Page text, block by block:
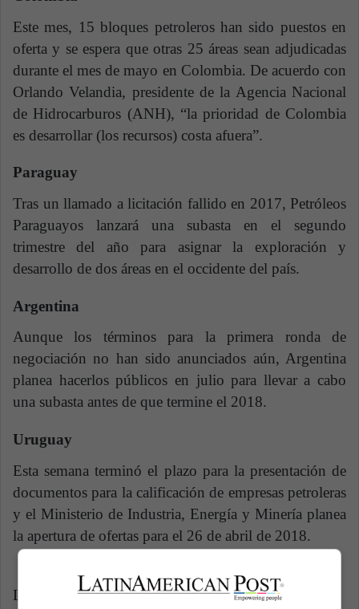
Este mes, 15 bloques petroleros han sido puestos en
oferta y se espera que otras 25 áreas sean adjudicadas
durante el mes de mayo en Colombia. De acuerdo con
Orlando Velandia, presidente de la Agencia Nacional
de Hidrocarburos (ANH), “la prioridad de Colombia
es desarrollar (los recursos) costa afuera”.
Paraguay
Tras un llamado a licitación fallido en 2017, Petróleos
Paraguayos lanzará una subasta en el segundo
trimestre del año para asignar la exploración y
desarrollo de dos áreas en el occidente del país.
Argentina
Aunque los términos para la primera ronda de
negociación no han sido anunciados aún, Argentina
planea hacerlos públicos en julio para llevar a cabo
una subasta antes de que termine el 2018.
Uruguay
Esta semana terminó el plazo para la presentación de
documentos para la calificación de empresas petroleras
y el Ministerio de Industria, Energía y Minería planea
la apertura de ofertas para el 26 de abril de 2018.
Latin American Post | Paula Bautista